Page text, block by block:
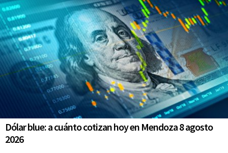
Dólar blue: a cuánto cotizan hoy en Mendoza 8 agosto
2026